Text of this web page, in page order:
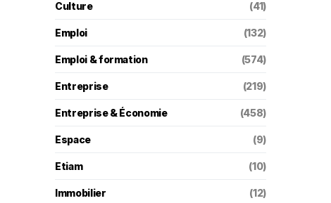
Culture (41)
Emploi (132)
Emploi & formation (574)
Entreprise (219)
Entreprise & Économie (458)
Espace (9)
Etiam (10)
Immobilier (12)